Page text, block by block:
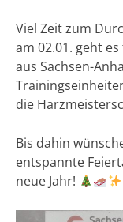
Viel Zeit zum
am 02.01. geht
aus Sachsen-
die
Bis dahin
entspannte
neue Jahr!